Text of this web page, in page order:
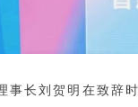
事长刘贺明在致辞